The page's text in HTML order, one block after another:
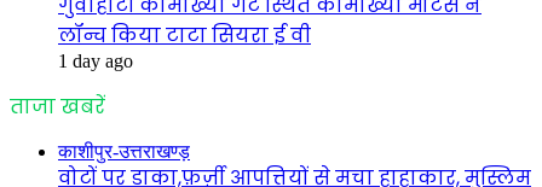
लॉन्च किया टाटा सियरा ई वी
1 day ago
ताजा खबरें
काशीपुर-उत्तराखण्ड़
वोटों पर डाका,फ़र्ज़ी आपत्तियों से मचा हाहाकार, मुस्लिम